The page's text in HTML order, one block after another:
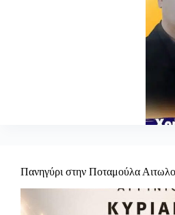
Πανηγύρι στην Ποταμούλα